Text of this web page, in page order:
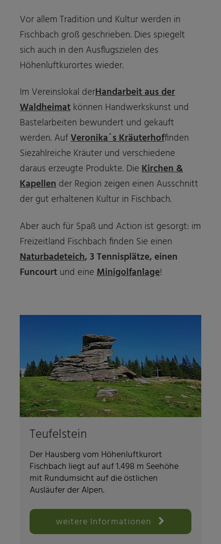
Vor allem Tradition und Kultur werden in
Fischbach groß geschrieben. Dies spiegelt
sich auch in den Ausflugszielen des
Höhenluftkurortes wieder.
Im Vereinslokal derHandarbeit aus der
Waldheimat können Handwerkskunst und
Bastelarbeiten bewundert und gekauft
werden. Auf Veronika´s Kräuterhoffinden
Siezahlreiche Kräuter und verschiedene
daraus erzeugte Produkte. Die Kirchen &
Kapellen der Region zeigen einen Ausschnitt
der gut erhaltenen Kultur in Fischbach.
Aber auch für Spaß und Action ist gesorgt: im
Freizeitland Fischbach finden Sie einen
Naturbadeteich, 3 Tennisplätze, einen
Funcourt und eine Minigolfanlage!
Teufelstein
Der Hausberg vom Höhenluftkurort
Fischbach liegt auf auf 1.498 m Seehöhe
mit Rundumsicht auf die östlichen
Ausläufer der Alpen.
weitere Informationen